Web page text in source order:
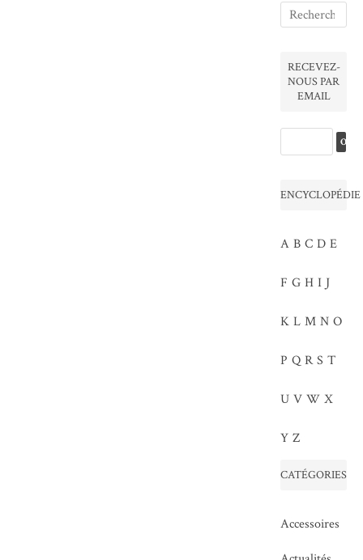
RECEVEZ-
NOUS PAR
EMAIL
ENCYCLOPÉDIE
A B C D E
F G H I J
K L M N O
P Q R S T
U V W X
Y Z
CATÉGORIES
Accessoires